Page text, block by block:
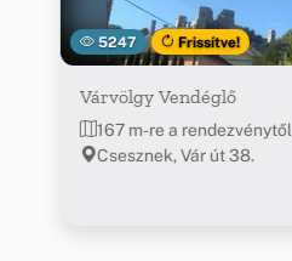
5247 Frissítve!
Várvölgy Vendéglő
167 m-re a rendezvénytől
Csesznek, Vár út 38.